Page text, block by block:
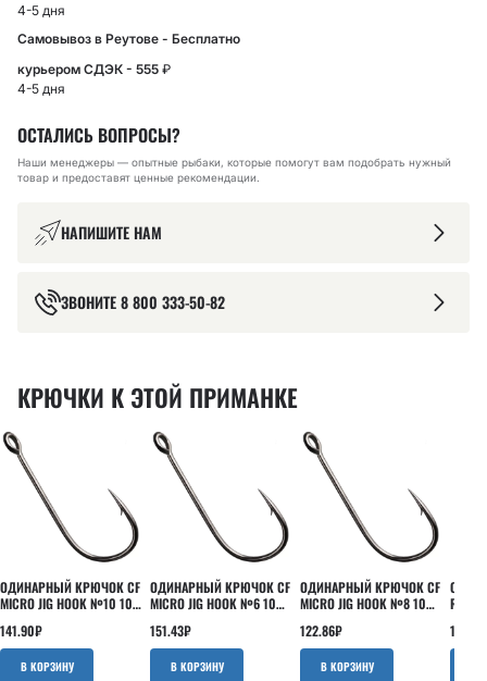
4-5 дня
Самовывоз в Реутове - Бесплатно
курьером СДЭК - 555 ₽
4-5 дня
ОСТАЛИСЬ ВОПРОСЫ?
Наши менеджеры — опытные рыбаки, которые помогут вам подобрать нужный
товар и предоставят ценные рекомендации.
НАПИШИТЕ НАМ
ЗВОНИТЕ8 800 333-50-82
КРЮЧКИ К ЭТОЙ ПРИМАНКЕ
ОДИНАРНЫЙ КРЮЧОК CF
MICRO JIG HOOK №10 10
141.90₽
В КОРЗИНУ
ОДИНАРНЫЙ КРЮЧОК CF
MICRO JIG HOOK №6 10
151.43₽
В КОРЗИНУ
ОДИНАРНЫЙ КРЮЧОК CF
MICRO JIG HOOK №8 10
122.86₽
В КОРЗИНУ
160.95